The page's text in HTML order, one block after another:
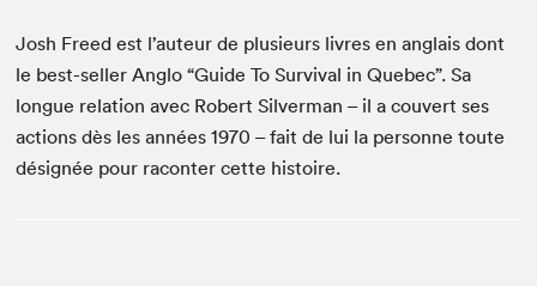
Josh Freed est l’auteur de plusieurs livres en anglais dont
le best-seller Anglo “Guide To Survival in Quebec”. Sa
longue relation avec Robert Silverman – il a couvert ses
actions dès les années 1970 – fait de lui la personne toute
désignée pour raconter cette histoire.